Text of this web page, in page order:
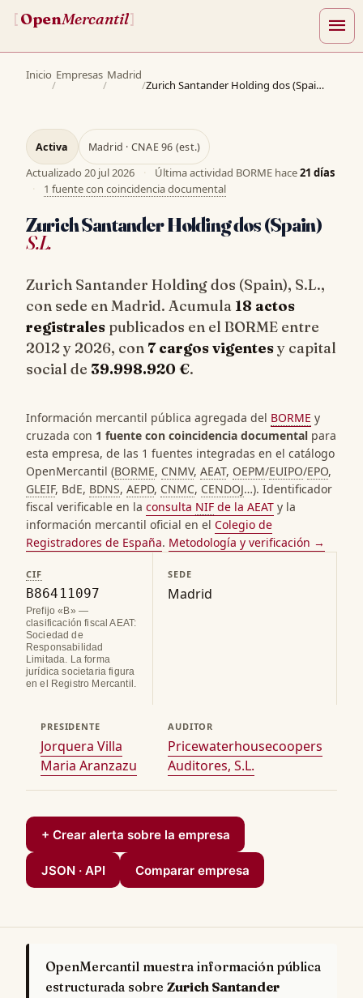
[OpenMercantil] menu
Inicio
/
Empresas
/
Madrid
/ Zurich Santander Holding dos (Spain), S.L.
Activa Madrid · CNAE 96 (est.)
Actualizado 20 jul 2026 · Última actividad BORME hace21 días
·
1 fuente con coincidencia documental
Zurich Santander Holding dos (Spain)
S.L.
Zurich Santander Holding dos (Spain), S.L.,
con sede en Madrid. Acumula 18 actos
registrales publicados en el BORME entre
2012 y 2026, con 7 cargos vigentesy capital
social de 39.998.920 €.
Información mercantil pública agregada del BORME y
cruzada con 1 fuente con coincidencia documental para
esta empresa, de las 1 fuentes integradas en el catálogo
OpenMercantil (BORME, CNMV, AEAT, OEPM/EUIPO/EPO,
GLEIF, BdE, BDNS, AEPD, CNMC, CENDOJ…). Identificador
fiscal verificable en la consulta NIF de la AEAT y la
información mercantil oficial en el Colegio de
Registradores de España. Metodología y verificación →
CIF
B86411097
Prefijo «B» —
clasificación fiscal AEAT:
Sociedad de
Responsabilidad
Limitada. La forma
jurídica societaria figura
en el Registro Mercantil.
SEDE
Madrid
PRESIDENTE
Jorquera Villa
Maria Aranzazu
AUDITOR
Pricewaterhousecoopers
Auditores, S.L.
+ Crear alerta sobre la empresa
JSON · API Comparar empresa
OpenMercantil muestra información pública
estructurada sobre Zurich Santander